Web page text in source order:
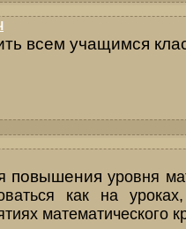
всем учащимся
повышения уровня
как на
математического